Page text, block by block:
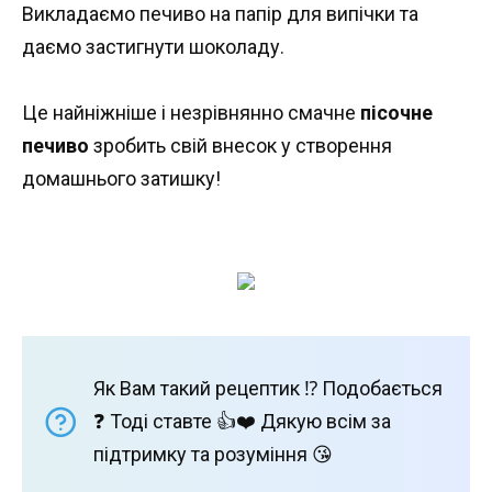
Викладаємо печиво на папір для випічки та
даємо застигнути шоколаду.
Це найніжніше і незрівнянно смачне пісочне
печиво зробить свій внесок у створення
домашнього затишку!
Як Вам такий рецептик ⁉️ Подобається
❓ Тоді ставте 👍❤️ Дякую всім за
підтримку та розуміння 😘